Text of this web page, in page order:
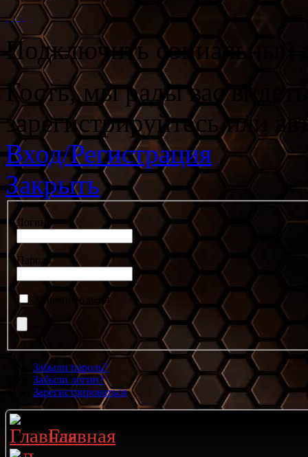
Подключить социальный
Гость, мы рады вас
зарегистрируйтесь или
Вход/Регистрация
Закрыть
Логин
Пароль
Запомнить меня
Забыли пароль?
Забыли логин?
Зарегистрироваться
Главная